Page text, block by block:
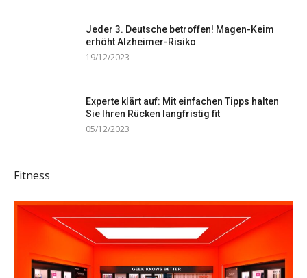
Jeder 3. Deutsche betroffen! Magen-Keim
erhöht Alzheimer-Risiko
19/12/2023
Experte klärt auf: Mit einfachen Tipps halten
Sie Ihren Rücken langfristig fit
05/12/2023
Fitness